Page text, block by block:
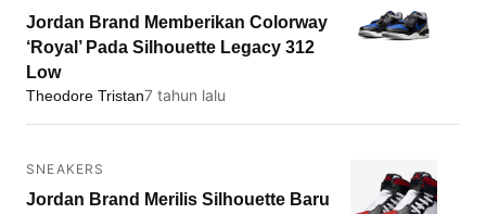
Jordan Brand Memberikan Colorway
‘Royal’ Pada Silhouette Legacy 312
Low
Theodore Tristan7 tahun lalu
SNEAKERS
Jordan Brand Merilis Silhouette Baru